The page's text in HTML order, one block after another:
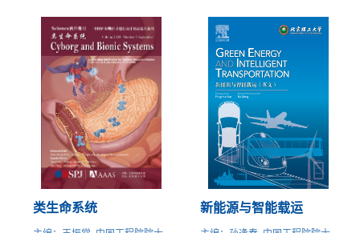
类生命系统 新能源与智能载运